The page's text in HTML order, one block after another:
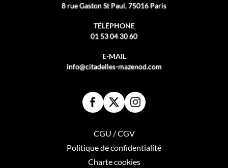
8 rue Gaston St Paul, 75016 Paris
TÉLÉPHONE
01 53 04 30 60
E-MAIL
info@citadelles-mazenod.com
CGU / CGV
Politique de confidentialité
Charte cookies